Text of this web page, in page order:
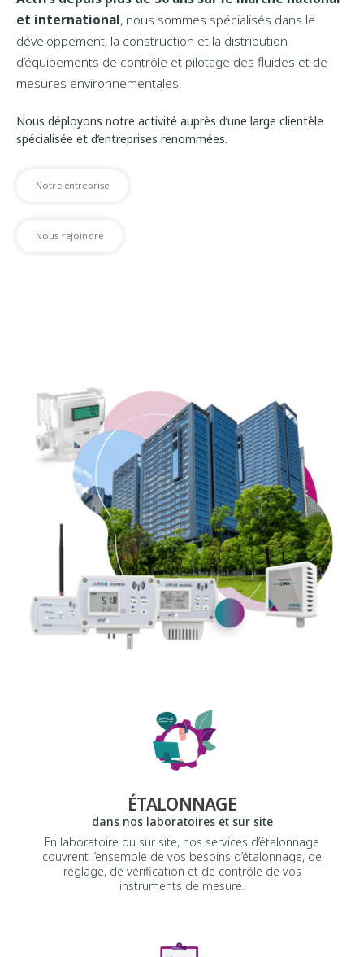
et international, nous sommes spécialisés dans le
développement, la construction et la distribution
d’équipements de contrôle et pilotage des fluides et de
mesures environnementales.
Nous déployons notre activité auprès d’une large clientèle
spécialisée et d’entreprises renommées.
Notre entreprise
Nous rejoindre
ÉTALONNAGE
dans nos laboratoires et sur site
En laboratoire ou sur site, nos services d’étalonnage
couvrent l’ensemble de vos besoins d’étalonnage, de
réglage, de vérification et de contrôle de vos
instruments de mesure.